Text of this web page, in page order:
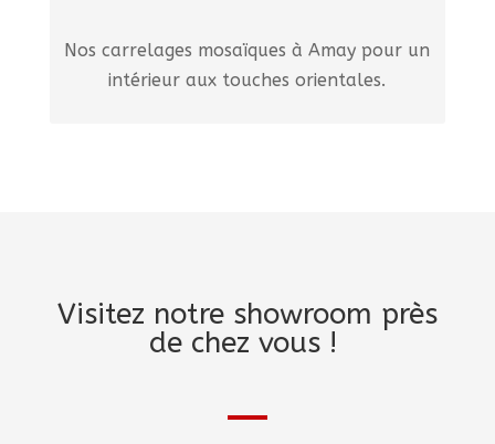
Nos carrelages mosaïques à Amay pour un
intérieur aux touches orientales.
Visitez notre showroom près
de chez vous !